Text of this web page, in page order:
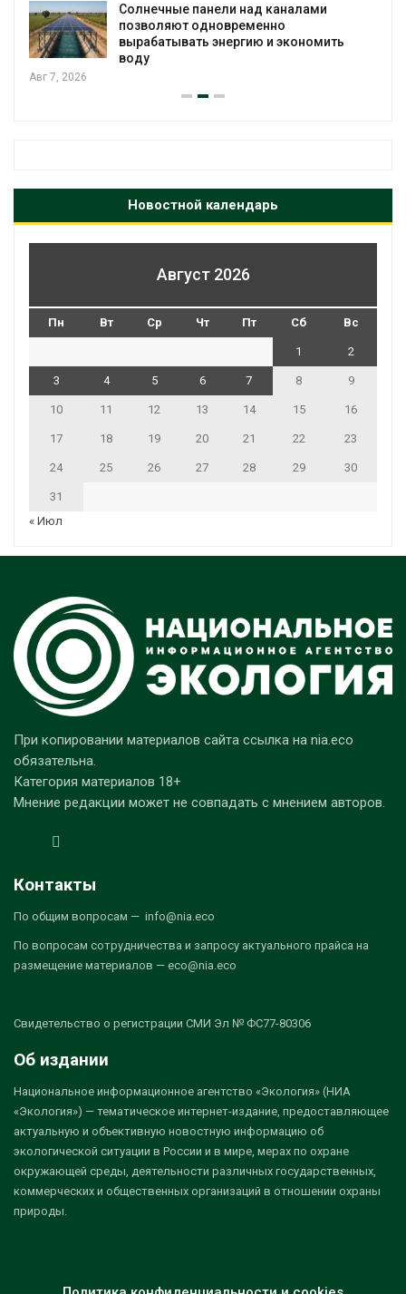
Солнечные панели над каналами
позволяют одновременно
вырабатывать энергию и экономить
воду
Авг 7, 2026
Новостной календарь
Август 2026
Пн Вт Ср Чт Пт Сб Вс
1 2
3 4 5 6 7 8 9
10 11 12 13 14 15 16
17 18 19 20 21 22 23
24 25 26 27 28 29 30
31
« Июл
При копировании материалов сайта ссылка на nia.eco
обязательна.
Категория материалов 18+
Мнение редакции может не совпадать с мнением авторов.
Контакты
По общим вопросам — info@nia.eco
По вопросам сотрудничества и запросу актуального прайса на
размещение материалов — eco@nia.eco
Свидетельство о регистрации СМИ Эл № ФС77-80306
Об издании
Национальное информационное агентство «Экология» (НИА
«Экология») — тематическое интернет-издание, предоставляющее
актуальную и объективную новостную информацию об
экологической ситуации в России и в мире, мерах по охране
окружающей среды, деятельности различных государственных,
коммерческих и общественных организаций в отношении охраны
природы.